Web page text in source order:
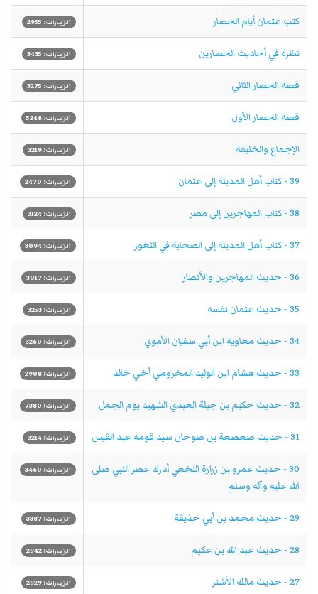
كتب عثمان أيام الحصار الزيارات: 2955
نظرة في أحاديث الحصارين الزيارات: 3435
قصة الحصار الثاني الزيارات: 3275
قصة الحصار الأول الزيارات: 5248
الإجماع والخليفة الزيارات: 3219
39 - كتاب أهل المدينة إلى عثمان الزيارات: 2470
38 - كتاب المهاجرين إلى مصر الزيارات: 3124
37 - كتاب أهل المدينة إلى الصحابة في الثغور الزيارات: 3094
36 - حديث المهاجرين والأنصار الزيارات: 3017
35 - حديث عثمان نفسه الزيارات: 3253
34 - حديث معاوية ابن أبي سفيان الأموي الزيارات: 3260
33 - حديث هشام ابن الوليد المخزومي أخي خالد الزيارات: 2908
32 - حديث حكيم بن جبلة العبدي الشهيد يوم الجمل الزيارات: 7380
31 - حديث صعصعة بن صوحان سيد قومه عبد القيس الزيارات: 3214
30 - حديث عمرو بن زرارة النخعي أدرك عصر النبي صلى
الله عليه وآله وسلم
الزيارات: 3460
29 - حديث محمد بن أبي حذيفة الزيارات: 3387
28 - حديث عبد الله بن عكيم الزيارات: 2942
27 - حديث مالك الأشتر الزيارات: 2929